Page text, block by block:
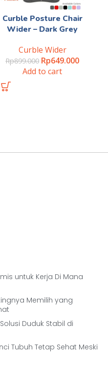
Curble Posture Chair
Wider – Dark Grey
Curble Wider
Rp899.000 Rp649.000
Add to cart
untuk Kerja Di Mana
Memilih yang
Duduk Stabil di
Tubuh Tetap Sehat Meski